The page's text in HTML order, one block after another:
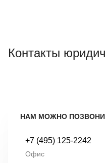
Контакты
НАМ МОЖНО
+7 (495) 125-2242
Офис